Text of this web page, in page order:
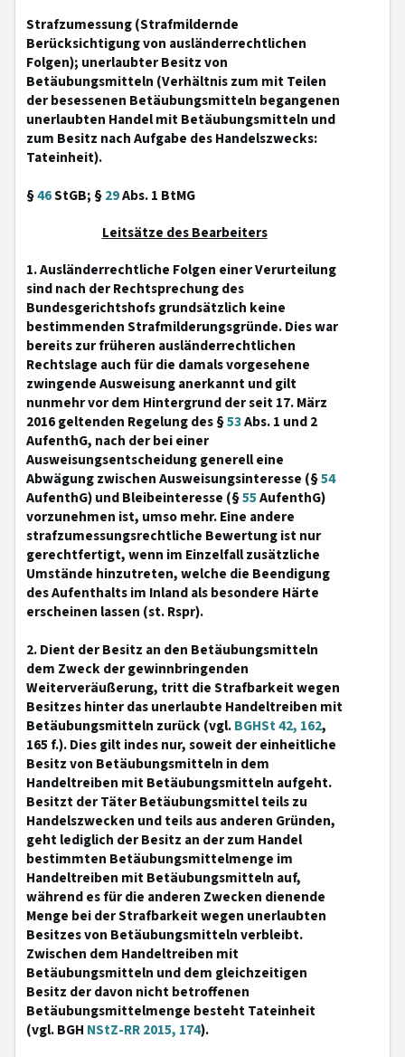
Strafzumessung (Strafmildernde
Berücksichtigung von ausländerrechtlichen
Folgen); unerlaubter Besitz von
Betäubungsmitteln (Verhältnis zum mit Teilen
der besessenen Betäubungsmitteln begangenen
unerlaubten Handel mit Betäubungsmitteln und
zum Besitz nach Aufgabe des Handelszwecks:
Tateinheit).
§46StGB; §29Abs. 1 BtMG
Leitsätze des Bearbeiters
1. Ausländerrechtliche Folgen einer Verurteilung
sind nach der Rechtsprechung des
Bundesgerichtshofs grundsätzlich keine
bestimmenden Strafmilderungsgründe. Dies war
bereits zur früheren ausländerrechtlichen
Rechtslage auch für die damals vorgesehene
zwingende Ausweisung anerkannt und gilt
nunmehr vor dem Hintergrund der seit 17. März
2016 geltenden Regelung des §53Abs. 1 und 2
AufenthG, nach der bei einer
Ausweisungsentscheidung generell eine
Abwägung zwischen Ausweisungsinteresse (§54
AufenthG) und Bleibeinteresse (§55AufenthG)
vorzunehmen ist, umso mehr. Eine andere
strafzumessungsrechtliche Bewertung ist nur
gerechtfertigt, wenn im Einzelfall zusätzliche
Umstände hinzutreten, welche die Beendigung
des Aufenthalts im Inland als besondere Härte
erscheinen lassen (st. Rspr).
2. Dient der Besitz an den Betäubungsmitteln
dem Zweck der gewinnbringenden
Weiterveräußerung, tritt die Strafbarkeit wegen
Besitzes hinter das unerlaubte Handeltreiben mit
Betäubungsmitteln zurück (vgl.BGHSt 42, 162,
165 f.). Dies gilt indes nur, soweit der einheitliche
Besitz von Betäubungsmitteln in dem
Handeltreiben mit Betäubungsmitteln aufgeht.
Besitzt der Täter Betäubungsmittel teils zu
Handelszwecken und teils aus anderen Gründen,
geht lediglich der Besitz an der zum Handel
bestimmten Betäubungsmittelmenge im
Handeltreiben mit Betäubungsmitteln auf,
während es für die anderen Zwecken dienende
Menge bei der Strafbarkeit wegen unerlaubten
Besitzes von Betäubungsmitteln verbleibt.
Zwischen dem Handeltreiben mit
Betäubungsmitteln und dem gleichzeitigen
Besitz der davon nicht betroffenen
Betäubungsmittelmenge besteht Tateinheit
(vgl. BGH NStZ-RR 2015, 174).